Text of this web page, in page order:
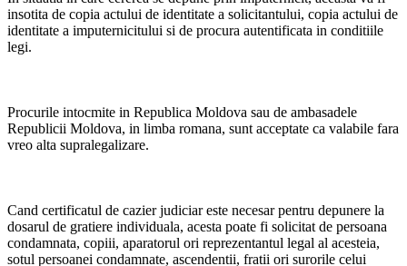
insotita de copia actului de identitate a solicitantului, copia actului de
identitate a imputernicitului si de procura autentificata in conditiile
legi.
Procurile intocmite in Republica Moldova sau de ambasadele
Republicii Moldova, in limba romana, sunt acceptate ca valabile fara
vreo alta supralegalizare.
Cand certificatul de cazier judiciar este necesar pentru depunere la
dosarul de gratiere individuala, acesta poate fi solicitat de persoana
condamnata, copiii, aparatorul ori reprezentantul legal al acesteia,
sotul persoanei condamnate, ascendentii, fratii ori surorile celui